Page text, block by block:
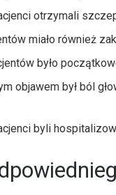
otrzymali
miało również
było
objawem był ból
byli